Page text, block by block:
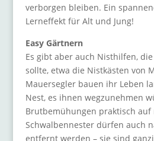
verborgen bleiben. Ein
Lerneffekt für Alt und Jung!
Easy Gärtnern
Es gibt aber auch Nisthilfen,
sollte, etwa die Nistkästen von
Mauersegler bauen ihr Leben
Nest, es ihnen wegzunehmen
Brutbemühungen praktisch auf
Schwalbennester dürfen auch
entfernt werden – sie sind